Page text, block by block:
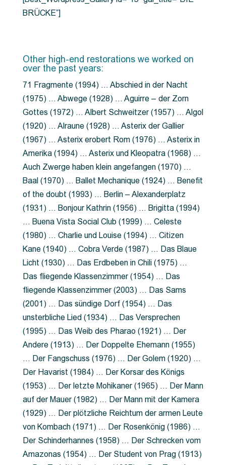
BRÜCKE”]
Other high-end restorations we worked on
over the past years:
71 Fragmente (1994) … Abschied in der Nacht
(1975) … Abwege (1928) … Aguirre – der Zorn
Gottes (1972) … Albert Schweitzer (1957) … Algol
(1920) … Alraune (1928) … Asterix der Gallier
(1967) … Asterix erobert Rom (1976) … Asterix in
Amerika (1994) … Asterix und Kleopatra (1968) …
Auch Zwerge haben klein angefangen (1970) …
Baal (1970) … Ballet Mechanique (1924) … Benefit
of the doubt (1993) … Berlin – Alexanderplatz
(1931) … Bonjour Kathrin (1956) … Brigitta (1994)
… Buena Vista Social Club (1999) … Celeste
(1980) … Charlie und Louise (1994) … Citizen
Kane (1940) … Cobra Verde (1987) … Das Blaue
Licht (1930) … Das Erdbeben in Chili (1975) …
Das fliegende Klassenzimmer (1954) … Das
fliegende Klassenzimmer (2003) … Das Sams
(2001) … Das sündige Dorf (1954) … Das
unsterbliche Lied (1934) … Das Versprechen
(1995) … Das Weib des Pharao (1921) … Der
Andere (1913) … Der Doppelte Ehemann (1955)
… Der Fangschuss (1976) … Der Golem (1920) …
Der Havarist (1984) … Der Korsar des Königs
(1953) … Der letzte Mohikaner (1965) … Der Mann
auf der Mauer (1982) … Der Mann mit der Kamera
(1929) … Der plötzliche Reichtum der armen Leute
von Kombach (1971) … Der Rosenkönig (1986) …
Der Schinderhannes (1958) … Der Schrecken vom
Amazonas (1954) … Der Student von Prag (1913)